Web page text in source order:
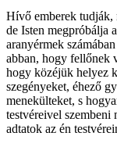
Hívő emberek tudják,
de Isten megpróbálja
aranyérmek
abban, hogy fellőnek
hogy közéjük helyez
szegényeket, éhező
menekülteket, s
testvéreivel szembeni
adtatok az én